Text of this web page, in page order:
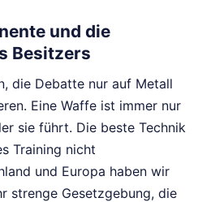
und die
Besitzers
die Debatte nur auf Metall
Eine Waffe ist immer nur
sie führt. Die beste Technik
Training nicht
und Europa haben wir
strenge Gesetzgebung, die